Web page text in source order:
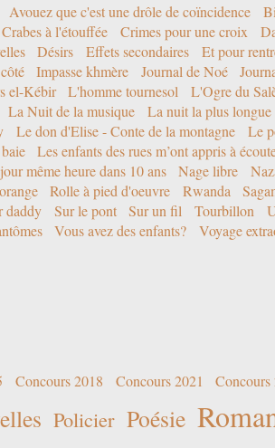
Avouez que c'est une drôle de coïncidence
Crabes à l'étouffée Crimes pour une croix
Désirs Effets secondaires
Et pour
Impasse khmère Journal de Noé
el-Kébir L'homme tournesol L'Ogre du
La Nuit de la musique
La nuit la plus longue
Le don d'Elise - Conte de la montagne
Le
Les enfants des rues m’ont appris à
même heure dans 10 ans Nage libre
Rolle à pied d'oeuvre Rwanda
daddy Sur le pont Sur un fil Tourbillon
Vous avez des enfants? Voyage
Concours 2018 Concours 2021 Concours
Policier Poésie